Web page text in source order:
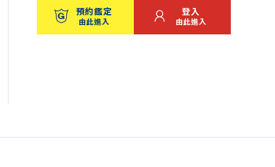
預約鑑定
由此進入
登入
由此進入